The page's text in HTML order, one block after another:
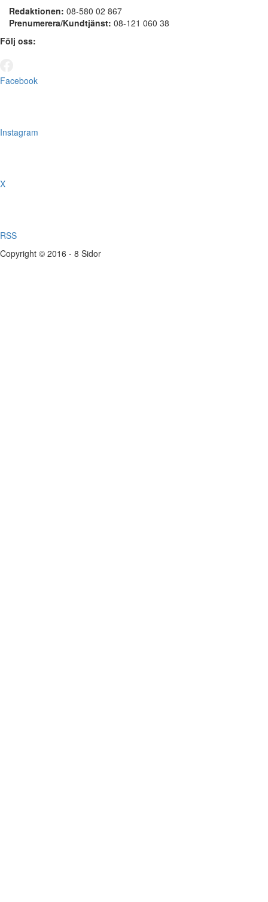
Redaktionen: 08-580 02 867
Prenumerera/Kundtjänst: 08-121 060 38
Följ oss:
Facebook
Instagram
X
RSS
Copyright © 2016 - 8 Sidor